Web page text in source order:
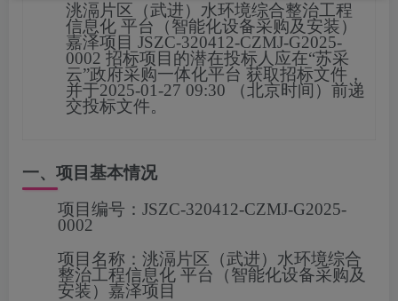
洮滆片区（武进）水环境综合整治工程
信息化 平台（智能化设备采购及安装）
嘉泽项目 JSZC-320412-CZMJ-G2025-
0002 招标项目的潜在投标人应在“苏采
云”政府采购一体化平台 获取招标文件，
并于2025-01-27 09:30 （北京时间）前递
交投标文件。
一、项目基本情况
项目编号： JSZC-320412-CZMJ-G2025-
0002
项目名称： 洮滆片区（武进）水环境综合
整治工程信息化 平台（智能化设备采购及
安装）嘉泽项目